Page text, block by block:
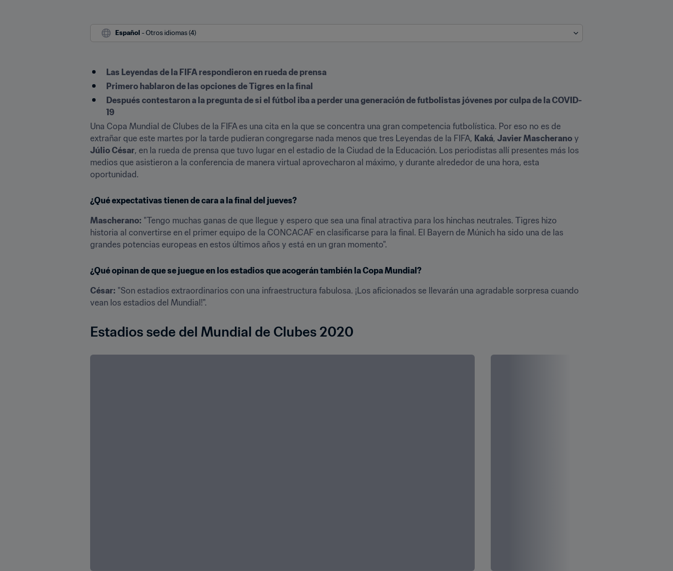
Español - Otros idiomas (4)
Las Leyendas de la FIFA respondieron en rueda de prensa
Primero hablaron de las opciones de Tigres en la final
Después contestaron a la pregunta de si el fútbol iba a perder una generación de futbolistas jóvenes por culpa de la COVID-
19
Una Copa Mundial de Clubes de la FIFA es una cita en la que se concentra una gran competencia futbolística. Por eso no es de
extrañar que este martes por la tarde pudieran congregarse nada menos que tres Leyendas de la FIFA, Kaká, Javier Mascherano
Júlio César, en la rueda de prensa que tuvo lugar en el estadio de la Ciudad de la Educación. Los periodistas allí presentes más los
medios que asistieron a la conferencia de manera virtual aprovecharon al máximo, y durante alrededor de una hora, esta
oportunidad.
¿Qué expectativas tienen de cara a la final del jueves?
Mascherano: "Tengo muchas ganas de que llegue y espero que sea una final atractiva para los hinchas neutrales. Tigres hizo
historia al convertirse en el primer equipo de la CONCACAF en clasificarse para la final. El Bayern de Múnich ha sido una de las
grandes potencias europeas en estos últimos años y está en un gran momento".
¿Qué opinan de que se juegue en los estadios que acogerán también la Copa Mundial?
César: "Son estadios extraordinarios con una infraestructura fabulosa. ¡Los aficionados se llevarán una agradable sorpresa cuando
vean los estadios del Mundial!".
Estadios sede del Mundial de Clubes 2020